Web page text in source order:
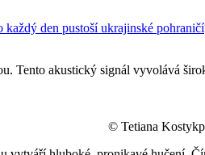
každý den pustoší ukrajinské pohraničí
Tento akustický signál vyvolává
© Tetiana